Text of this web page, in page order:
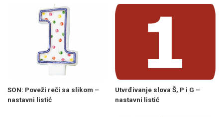
SON: Poveži reči sa slikom –
nastavni listić
Utvrđivanje slova Š, P i G –
nastavni listić